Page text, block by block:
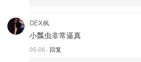
DEX枫
小瓢虫非常逼真
05-06 · 回复